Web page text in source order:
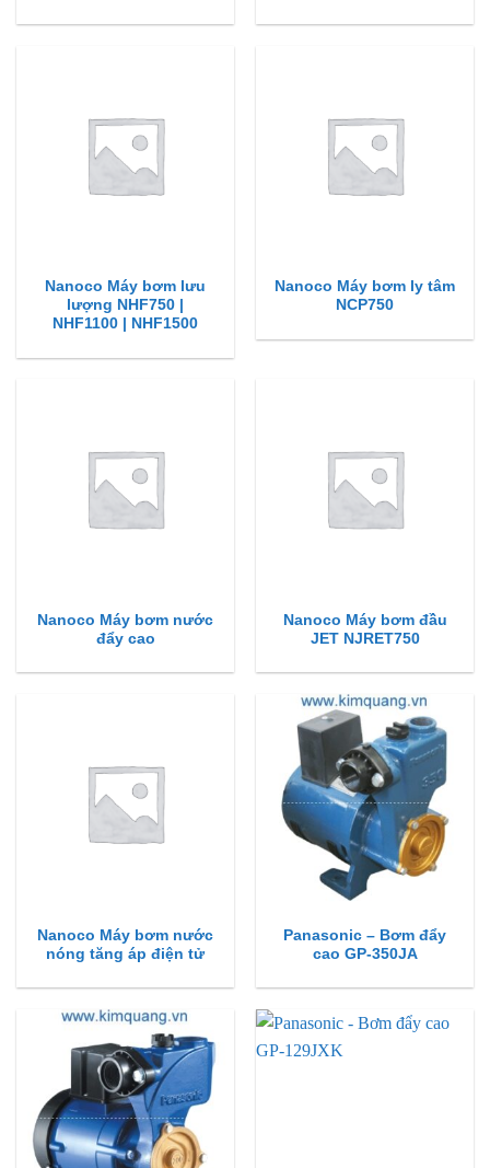
Nanoco Máy bơm lưu
lượng NHF750 |
NHF1100 | NHF1500
Nanoco Máy bơm ly tâm
NCP750
Nanoco Máy bơm nước
đẩy cao
Nanoco Máy bơm đầu
JET NJRET750
Nanoco Máy bơm nước
nóng tăng áp điện tử
Panasonic – Bơm đẩy
cao GP-350JA